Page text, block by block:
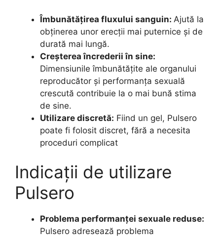
Îmbunătățirea fluxului sanguin: Ajută la
obținerea unor erecții mai puternice și de
durată mai lungă.
Creșterea încrederii în sine:
Dimensiunile îmbunătățite ale organului
reproducător și performanța sexuală
crescută contribuie la o mai bună stima
de sine.
Utilizare discretă: Fiind un gel, Pulsero
poate fi folosit discret, fără a necesita
proceduri complicat
Indicații de utilizare
Pulsero
Problema performanței sexuale reduse:
Pulsero adresează problema